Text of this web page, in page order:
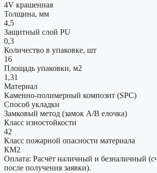
4V крашенная
Толщина, мм
4,5
Защитный слой PU
0,3
Количество в упаковке, шт
16
Площадь упаковки, м2
1,31
Материал
Каменно-полимерный композит (SPC)
Способ укладки
Замковый метод (замок А/В елочка)
Класс изностойкости
42
Класс пожарной опасности материала
КМ2
Оплата: Расчёт наличный и безналичный
после получения заявки).